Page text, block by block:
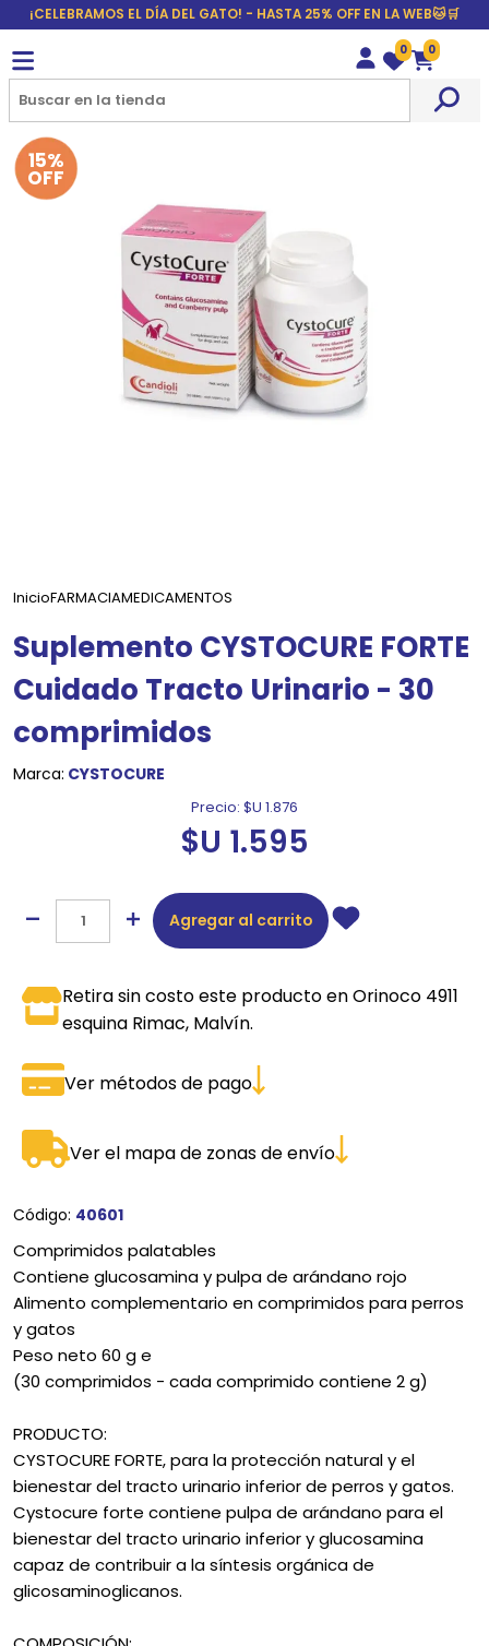
¡CELEBRAMOS EL DÍA DEL GATO! - HASTA 25% OFF EN LA WEB🐱🛒
Wishlist
0
Carrito
0
15%
OFF
InicioFARMACIAMEDICAMENTOS
Suplemento CYSTOCURE FORTE
Cuidado Tracto Urinario - 30
comprimidos
Marca: CYSTOCURE
Precio: $U 1.876
$U 1.595
Agregar al carrito
Retira sin costo este producto en Orinoco 4911
esquina Rimac, Malvín.
Ver métodos de pago
Ver el mapa de zonas de envío
Código: 40601
Comprimidos palatables
Contiene glucosamina y pulpa de arándano rojo
Alimento complementario en comprimidos para perros
y gatos
Peso neto 60 g e
(30 comprimidos - cada comprimido contiene 2 g)
PRODUCTO:
CYSTOCURE FORTE, para la protección natural y el
bienestar del tracto urinario inferior de perros y gatos.
Cystocure forte contiene pulpa de arándano para el
bienestar del tracto urinario inferior y glucosamina
capaz de contribuir a la síntesis orgánica de
glicosaminoglicanos.